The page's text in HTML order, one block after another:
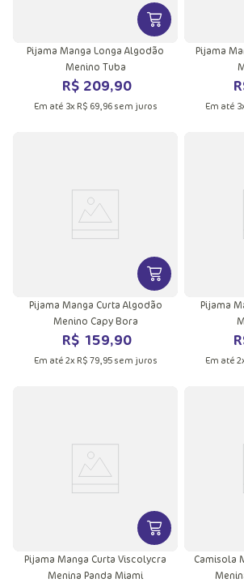
VER MAIS
Pijama Manga Longa Algodão
Menino Tuba
R$ 209,90
Em até 3x R$ 69,96sem juros
Pijama
Em até 3
VER MAIS
Pijama Manga Curta Algodão
Menino Capy Bora
R$ 159,90
Em até 2x R$ 79,95sem juros
Pijama
Em até 2
VER MAIS
Pijama Manga Curta Viscolycra
Menina Panda Miami
Camisola